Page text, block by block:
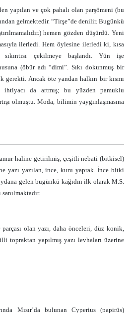
yapılan ve çok pahalı olan parşömeni (bu
gelmektedir. “Tirşe”de denilir. Bugünkü
hemen gözden düşürdü. Yeni
ilerledi. Hem öylesine ilerledi ki, kısa
sıkıntısı çekilmeye başlandı. Yün işe
(öbür adı “dimi”. Sıkı dokunmuş bir
gerekti. Ancak öte yandan halkın bir kısmı
ihtiyacı da artmış; bu yüzden pamuklu
olmuştu. Moda, bilimin yaygınlaşmasına
haline getirilmiş, çeşitli nebati (bitkisel)
yazı yazılan, ince, kuru yaprak. İnce bitki
gelen bugünkü kağıdın ilk olarak M.S.
olan yazı, daha önceleri, düz konik,
topraktan yapılmış yazı levhaları üzerine
Mısır’da bulunan Cyperius (papirüs)